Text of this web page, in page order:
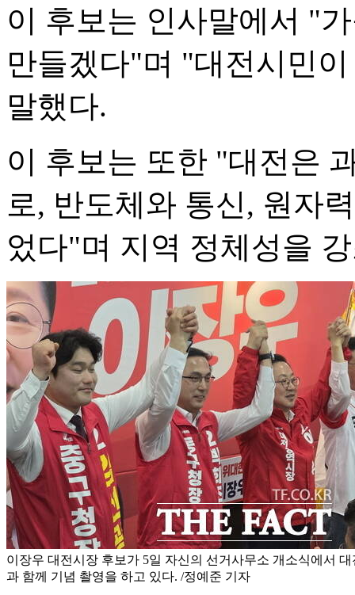
이 후보는 인사말에서 "
만들겠다"며 "대전시민
말했다.
이 후보는 또한 "대전은
로, 반도체와 통신, 원자
었다"며 지역 정체성을
이장우 대전시장 후보가 5일 자신의 선거사무소 개소식에서
과 함께 기념 촬영을 하고 있다. /정예준 기자